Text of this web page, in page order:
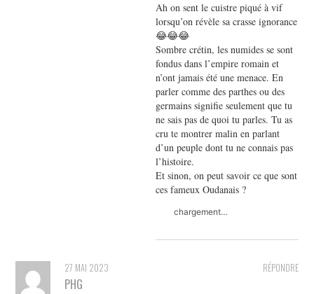
Ah on sent le cuistre piqué à vif
lorsqu’on révèle sa crasse ignorance
😂😂😂
Sombre crétin, les numides se sont
fondus dans l’empire romain et
n’ont jamais été une menace. En
parler comme des parthes ou des
germains signifie seulement que tu
ne sais pas de quoi tu parles. Tu as
cru te montrer malin en parlant
d’un peuple dont tu ne connais pas
l’histoire.
Et sinon, on peut savoir ce que sont
ces fameux Oudanais ?
chargement…
RÉPONDRE
27 MAI 2023
PHG